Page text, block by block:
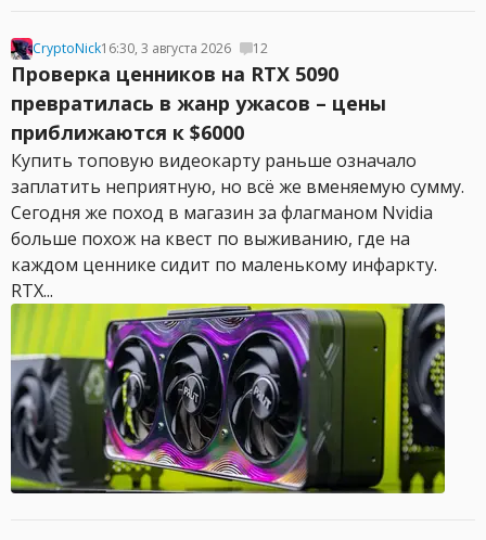
CryptoNick16:30, 3 августа 2026 12
Проверка ценников на RTX 5090
превратилась в жанр ужасов – цены
приближаются к $6000
Купить топовую видеокарту раньше означало
заплатить неприятную, но всё же вменяемую сумму.
Сегодня же поход в магазин за флагманом Nvidia
больше похож на квест по выживанию, где на
каждом ценнике сидит по маленькому инфаркту.
RTX...